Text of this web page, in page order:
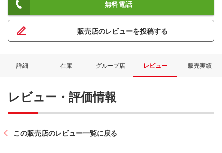
無料電話
販売店のレビューを投稿する
詳細 在庫 グループ店 レビュー 販売実績
レビュー・評価情報
この販売店のレビュー一覧に戻る